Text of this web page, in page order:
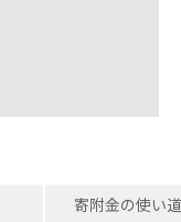
寄附金の使い道